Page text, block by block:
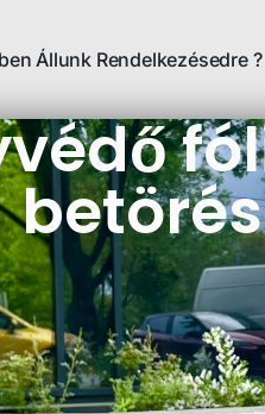
Állunk Rendelkezésedre ?